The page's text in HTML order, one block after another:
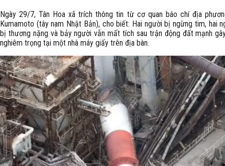
Ngày 29/7, Tân Hoa xã trích thông tin từ cơ quan báo chí địa
Kumamoto (tây nam Nhật Bản), cho biết: Hai người bị ngừng tim, hai
bị thương nặng và bảy người vẫn mất tích sau trận động đất mạnh
nghiêm trọng tại một nhà máy giấy trên địa bàn.